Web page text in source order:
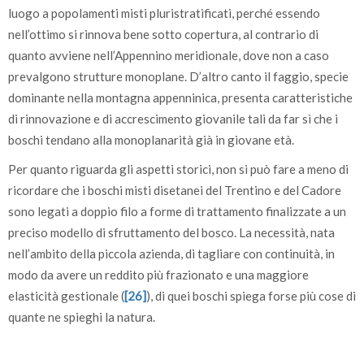
luogo a popolamenti misti pluristratificati, perché essendo
nell’ottimo si rinnova bene sotto copertura, al contrario di
quanto avviene nell’Appennino meridionale, dove non a caso
prevalgono strutture monoplane. D’altro canto il faggio, specie
dominante nella montagna appenninica, presenta caratteristiche
di rinnovazione e di accrescimento giovanile tali da far sì che i
boschi tendano alla monoplanarità già in giovane età.
Per quanto riguarda gli aspetti storici, non si può fare a meno di
ricordare che i boschi misti disetanei del Trentino e del Cadore
sono legati a doppio filo a forme di trattamento finalizzate a un
preciso modello di sfruttamento del bosco. La necessità, nata
nell’ambito della piccola azienda, di tagliare con continuità, in
modo da avere un reddito più frazionato e una maggiore
elasticità gestionale ([26]), di quei boschi spiega forse più cose di
quante ne spieghi la natura.